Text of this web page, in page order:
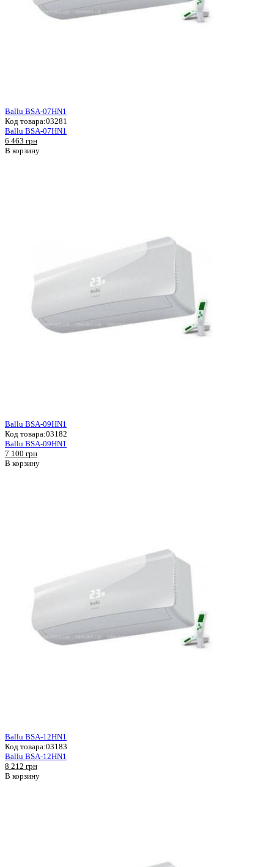
Ballu BSA-07HN1
Код товара:03281
Ballu BSA-07HN1
6 463 грн
В корзину
Ballu BSA-09HN1
Код товара:03182
Ballu BSA-09HN1
7 100 грн
В корзину
Ballu BSA-12HN1
Код товара:03183
Ballu BSA-12HN1
8 212 грн
В корзину